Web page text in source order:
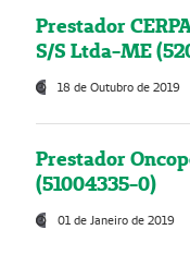
Prestador
S/S Ltda-ME
18 de Outubro de 2019
Prestador
(51004335-0)
01 de Janeiro de 2019